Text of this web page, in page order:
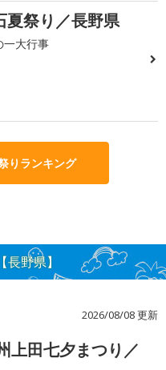
夏祭り／長野県
大行事
りランキング
野県】
2026/08/08 更新
上田七夕まつり／